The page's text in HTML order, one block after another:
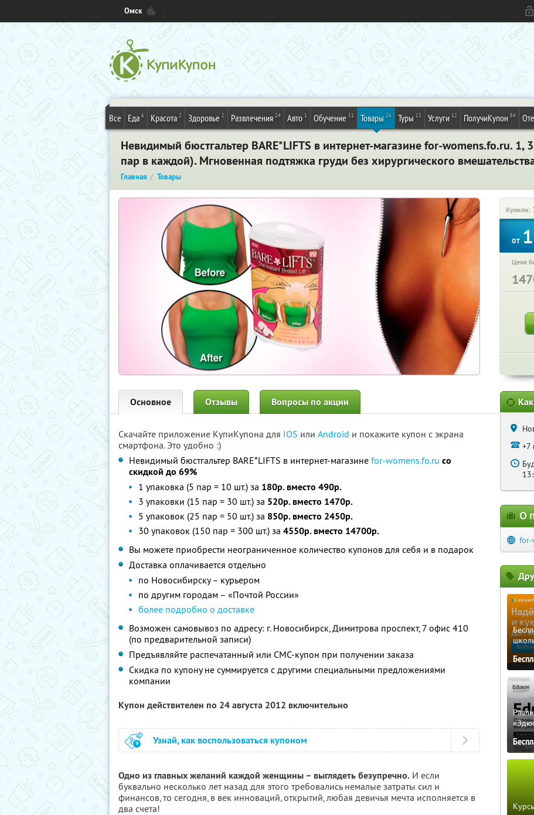
Омск
Все Еда 6 Красота 2 Здоровье 2 Развлечения 24 Авто 1 Обучение 31 Товары 26 Туры 13 Услуги 12 ПолучиКупон 84
Невидимый бюстгальтер BARE*LIFTS в интернет-магазине for-womens.fo.ru. 1,
пар в каждой). Мгновенная подтяжка груди без хирургического
Главная Товары
Купили:
от
Цена
Основное Отзывы Вопросы по акции
Скачайте приложение КупиКупона для IOS или Android и покажите купон с экрана
смартфона. Это удобно :)
Невидимый бюстгальтер BARE*LIFTS в интернет-магазине for-womens.fo.ru со
скидкой до 69%
1 упаковка (5 пар = 10 шт.) за 180р. вместо 490р.
3 упаковки (15 пар = 30 шт.) за 520р. вместо 1470р.
5 упаковок (25 пар = 50 шт.) за 850р. вместо 2450р.
30 упаковок (150 пар = 300 шт.) за 4550р. вместо 14700р.
Вы можете приобрести неограниченное количество купонов для себя и в подарок
Доставка оплачивается отдельно
по Новосибирску – курьером
по другим городам – «Почтой России»
более подробно о доставке
Возможен самовывоз по адресу: г. Новосибирск, Димитрова проспект, 7 офис 410
(по предварительной записи)
Предъявляйте распечатанный или СМС-купон при получении заказа
Скидка по купону не суммируется с другими специальными предложениями
компании
Купон действителен по 24 августа 2012 включительно
Узнай, как воспользоваться купоном
Одно из главных желаний каждой женщины – выглядеть безупречно. И если
буквально несколько лет назад для этого требовались немалые затраты сил и
финансов, то сегодня, в век инноваций, открытий, любая девичья мечта исполняется в
два счета!
+7
О
for-